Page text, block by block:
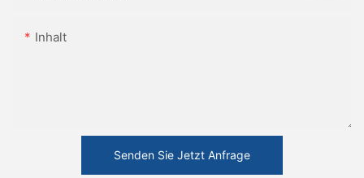
Inhalt
Senden Sie Jetzt Anfrage